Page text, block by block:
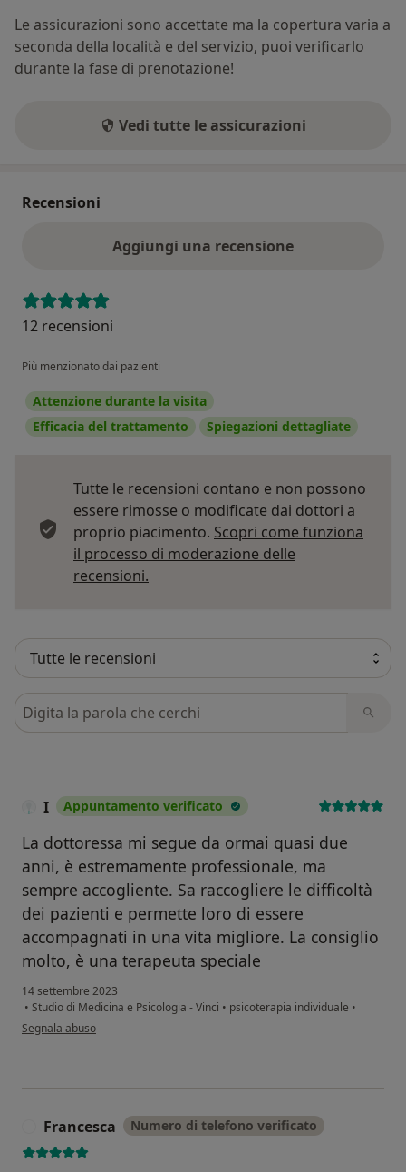
Le assicurazioni sono accettate ma la copertura varia a
seconda della località e del servizio, puoi verificarlo
durante la fase di prenotazione!
Vedi tutte le assicurazioni
Recensioni
Aggiungi una recensione
12 recensioni
Più menzionato dai pazienti
Attenzione durante la visita
Efficacia del trattamento
Spiegazioni dettagliate
Tutte le recensioni contano e non possono
essere rimosse o modificate dai dottori a
proprio piacimento. Scopri come funziona
il processo di moderazione delle
recensioni.
Cerca nelle recensioni
I Appuntamento verificato
La dottoressa mi segue da ormai quasi due
anni, è estremamente professionale, ma
sempre accogliente. Sa raccogliere le difficoltà
dei pazienti e permette loro di essere
accompagnati in una vita migliore. La consiglio
molto, è una terapeuta speciale
14 settembre 2023
• Studio di Medicina e Psicologia - Vinci • psicoterapia individuale •
secondo l'opinione dell'utente I
Segnala abuso
Francesca Numero di telefono verificato